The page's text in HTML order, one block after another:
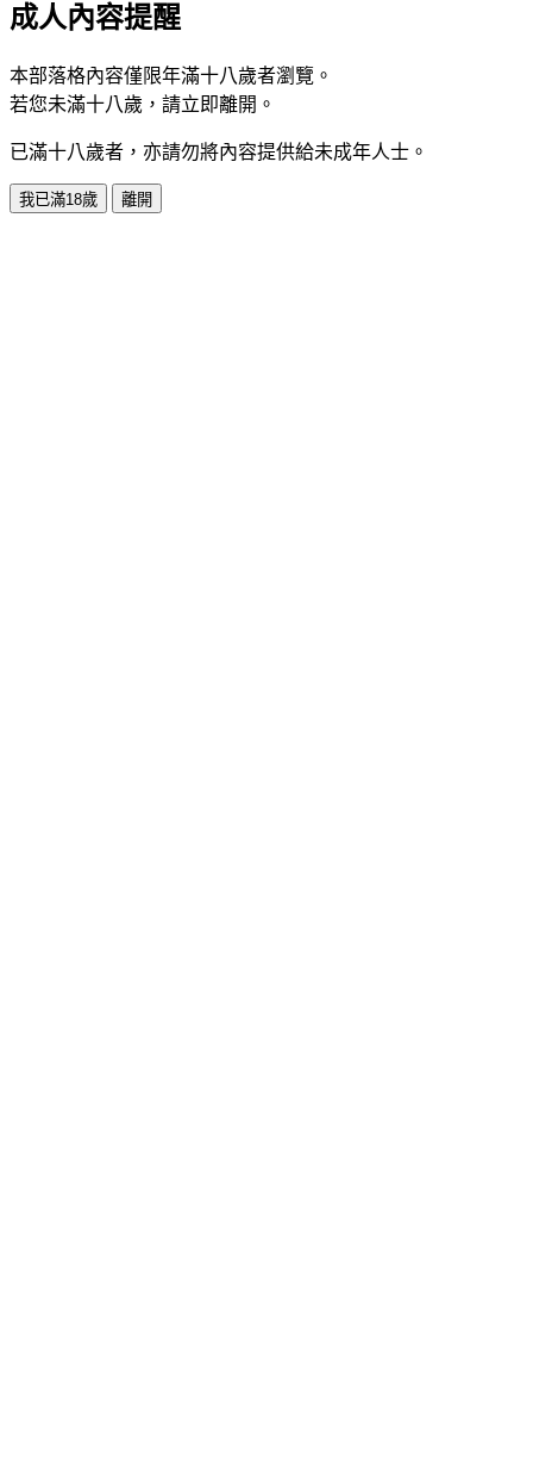
成人內容提醒
本部落格內容僅限年滿十八歲者瀏覽。
若您未滿十八歲，請立即離開。
已滿十八歲者，亦請勿將內容提供給未成年人士。
我已滿18歲 離開